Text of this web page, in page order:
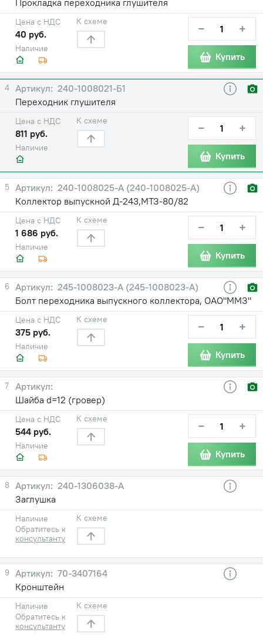
Наличие
Цена с НДС
40 руб.
К схеме − +
Купить
4
240-1008021-Б1
Переходник глушителя
Наличие
Цена с НДС
811 руб.
К схеме − +
Купить
5
240-1008025-A (240-1008025-А)
Коллектор выпускной Д-243,МТЗ-80/82
Наличие
Цена с НДС
1 686 руб.
К схеме − +
Купить
6
245-1008023-A (245-1008023-А)
Болт переходника выпускного коллектора, ОАО"ММЗ"
Наличие
Цена с НДС
375 руб.
К схеме − +
Купить
7
Шайба d=12 (гровер)
Наличие
Цена с НДС
544 руб.
К схеме − +
Купить
8
240-1306038-А
Заглушка
Наличие
Обратитесь к
консультанту
К схеме
9
70-3407164
Кронштейн
Наличие
Обратитесь к
консультанту
К схеме